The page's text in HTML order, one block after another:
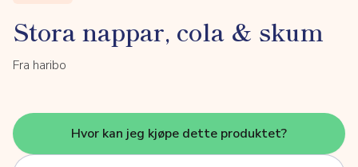
Stora nappar, cola & skum
Fra haribo
Hvor kan jeg kjøpe dette produktet?